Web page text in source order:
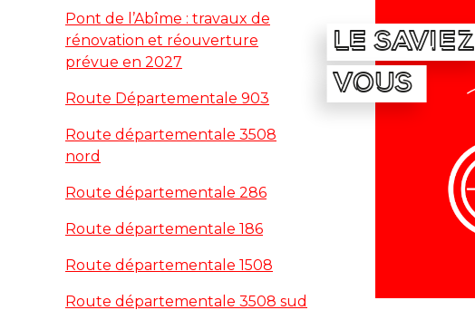
Pont de l’Abîme : travaux de
rénovation et réouverture
prévue en 2027
Route Départementale 903
Route départementale 3508
nord
Route départementale 286
Route départementale 186
Route départementale 1508
Route départementale 3508 sud
LE SAVIEZ
VOUS